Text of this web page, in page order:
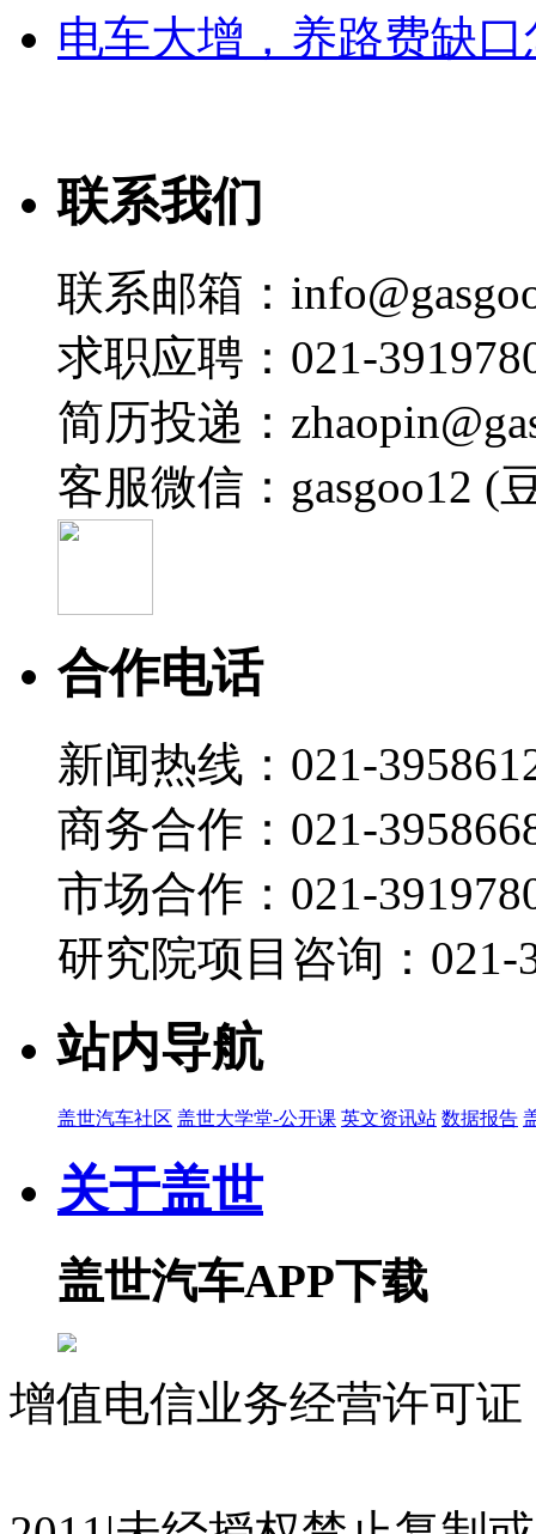
电车大增，养路费缺
联系我们
联系邮箱：
求职应聘：021-
简历投递：
客服微信：gasgoo12 (
合作电话
新闻热线：021-
商务合作：021-
市场合作：021-
研究院项目咨询：021-
站内导航
盖世汽车社区 盖世大学堂-公开课 英文资讯站 数据报告
关于盖世
盖世汽车APP下载
增值电信业务经营许可